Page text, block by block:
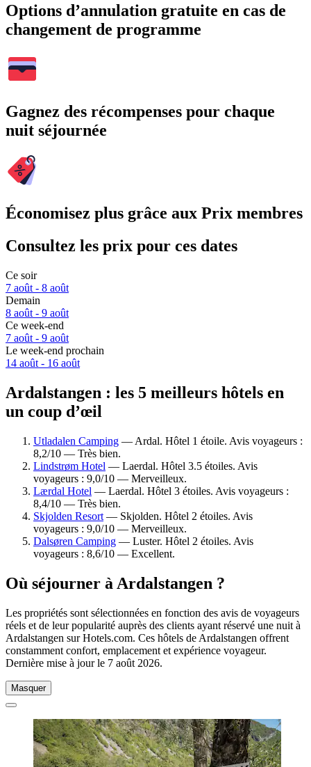
Options d’annulation gratuite en cas de
changement de programme
Gagnez des récompenses pour chaque
nuit séjournée
Économisez plus grâce aux Prix membres
Consultez les prix pour ces dates
Ce soir
7 août - 8 août
Demain
8 août - 9 août
Ce week-end
7 août - 9 août
Le week-end prochain
14 août - 16 août
Ardalstangen : les 5 meilleurs hôtels en
un coup d’œil
Utladalen Camping — Ardal. Hôtel 1 étoile. Avis voyageurs :
8,2/10 — Très bien.
Lindstrøm Hotel — Laerdal. Hôtel 3.5 étoiles. Avis
voyageurs : 9,0/10 — Merveilleux.
Lærdal Hotel — Laerdal. Hôtel 3 étoiles. Avis voyageurs :
8,4/10 — Très bien.
Skjolden Resort — Skjolden. Hôtel 2 étoiles. Avis
voyageurs : 9,0/10 — Merveilleux.
Dalsøren Camping — Luster. Hôtel 2 étoiles. Avis
voyageurs : 8,6/10 — Excellent.
Où séjourner à Ardalstangen ?
Les propriétés sont sélectionnées en fonction des avis de voyageurs
réels et de leur popularité auprès des clients ayant réservé une nuit à
Ardalstangen sur Hotels.com. Ces hôtels de Ardalstangen offrent
constamment confort, emplacement et expérience voyageur.
Dernière mise à jour le 7 août 2026.
Masquer